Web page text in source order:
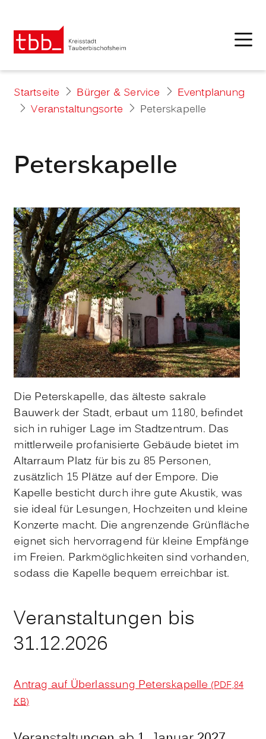
Startseite Bürger & Service
Eventplanung
Veranstaltungsorte
Peterskapelle
Peterskapelle
Die Peterskapelle, das älteste sakrale
Bauwerk der Stadt, erbaut um 1180, befindet
sich in ruhiger Lage im Stadtzentrum. Das
mittlerweile profanisierte Gebäude bietet im
Altarraum Platz für bis zu 85 Personen,
zusätzlich 15 Plätze auf der Empore. Die
Kapelle besticht durch ihre gute Akustik, was
sie ideal für Lesungen, Hochzeiten und kleine
Konzerte macht. Die angrenzende Grünfläche
eignet sich hervorragend für kleine Empfänge
im Freien. Parkmöglichkeiten sind vorhanden,
sodass die Kapelle bequem erreichbar ist.
Veranstaltungen bis
31.12.2026
Antrag auf Überlassung Peterskapelle(PDF,84
KB)